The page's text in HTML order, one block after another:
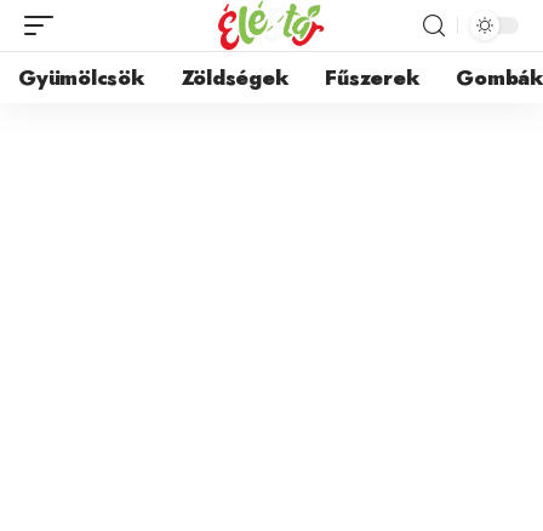
Gyümölcsök Zöldségek Fűszerek Gombák